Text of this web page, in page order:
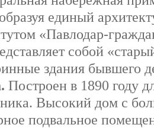
единый
«Павлодар-
собой
здания бывшего
Построен в 1890 году
Высокий дом с
подвальное